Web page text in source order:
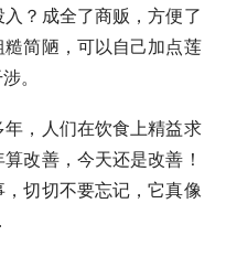
？成全了商贩，方便了
简陋，可以自己加点莲
。
，人们在饮食上精益求
改善，今天还是改善！
切切不要忘记，它真像